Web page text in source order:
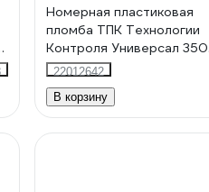
Номерная пластиковая
пломба ТПК Технологии
Контроля Универсал 350
(Цвет:зеленый) 1000 шт.
24159
22012642
В корзину